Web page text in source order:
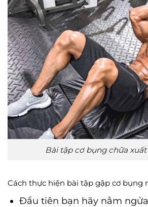
Bài tập cơ bụng chữa
Cách thực hiện bài tập gập cơ bụng
Đầu tiên bạn hãy nằm